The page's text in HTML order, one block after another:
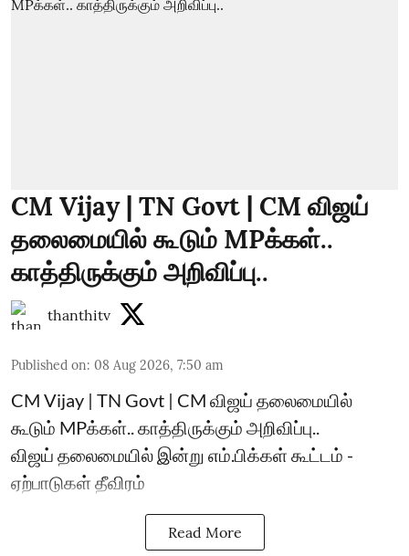
CM Vijay | TN Govt | CM விஜய்
தலைமையில் கூடும் MPக்கள்..
காத்திருக்கும் அறிவிப்பு..
thanthitv
Published on: 08 Aug 2026, 7:50 am
CM Vijay | TN Govt | CM விஜய் தலைமையில்
கூடும் MPக்கள்.. காத்திருக்கும் அறிவிப்பு..
விஜய் தலைமையில் இன்று எம்.பிக்கள் கூட்டம் -
ஏற்பாடுகள் தீவிரம்
Read More